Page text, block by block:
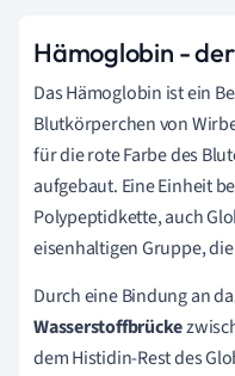
Hämoglobin -
Das Hämoglobin ist ein
Blutkörperchen von
für die rote Farbe des
aufgebaut. Eine Einheit
Polypeptidkette, auch
eisenhaltigen Gruppe,
Durch eine Bindung an
Wasserstoffbrücke
dem Histidin-Rest des